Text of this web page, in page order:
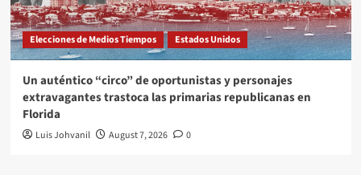
Elecciones de Medios Tiempos Estados Unidos
Un auténtico “circo” de oportunistas y personajes
extravagantes trastoca las primarias republicanas en
Florida
Luis Johvanil August 7, 2026 0